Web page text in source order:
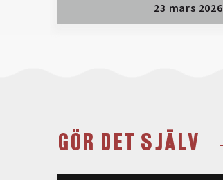
23 mars 2026
GÖR DET SJÄLV